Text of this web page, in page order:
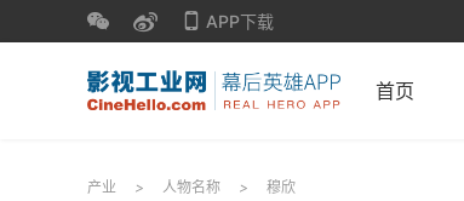
APP下载
首页
产业 > 人物名称 > 穆欣